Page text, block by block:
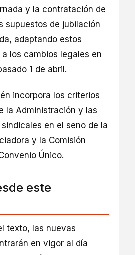
y la contratación de
supuestos de jubilación
adaptando estos
los cambios legales en
1 de abril.
incorpora los criterios
la Administración y las
en el seno de la
y la Comisión
Único.
este
texto, las nuevas
en vigor al día